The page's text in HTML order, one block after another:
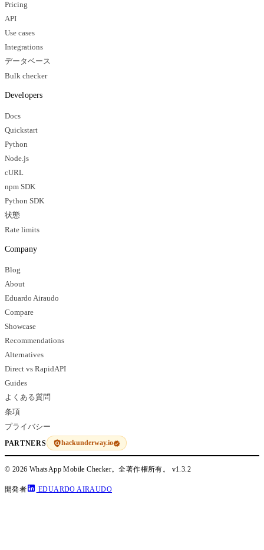
Pricing
API
Use cases
Integrations
データベース
Bulk checker
Developers
Docs
Quickstart
Python
Node.js
cURL
npm SDK
Python SDK
状態
Rate limits
Company
Blog
About
Eduardo Airaudo
Compare
Showcase
Recommendations
Alternatives
Direct vs RapidAPI
Guides
よくある質問
条項
プライバシー
PARTNERS hackunderway.io
© 2026 WhatsApp Mobile Checker。全著作権所有。 v1.3.2
開発者 EDUARDO AIRAUDO